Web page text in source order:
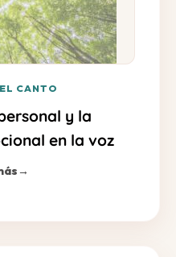
CANTO
y la
en la voz
→